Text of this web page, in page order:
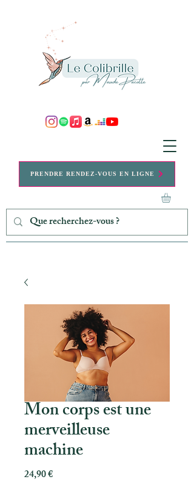
PRENDRE RENDEZ-VOUS EN LIGNE
Mon corps est une
merveilleuse
machine
24,90 €Prix